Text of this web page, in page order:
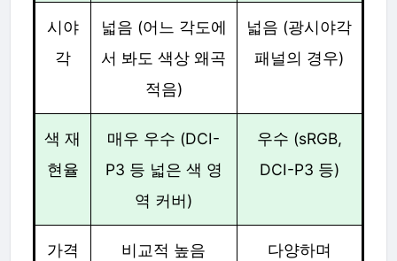
시야
각
넓음 (어느 각도에
서 봐도 색상 왜곡
적음)
넓음 (광시야각
패널의 경우)
색 재
현율
매우 우수 (DCI-
P3 등 넓은 색 영
역 커버)
우수 (sRGB,
DCI-P3 등)
가격 비교적 높음
다양하며